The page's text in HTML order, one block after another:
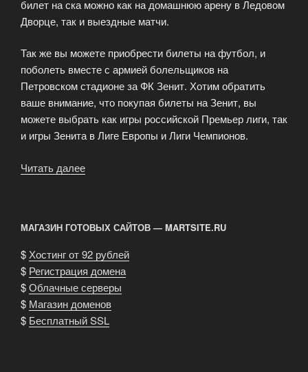
билет на ска можно как на домашнюю арену в Ледовом
Дворце, так и выездные матчи.
Так же вы можете приобрести билеты на футбол, и
поболеть вместе с армией болельщиков на
Петровском стадионе за ФК Зенит. Хотим обратить
ваше внимание, что покупая билеты на Зенит, вы
можете выбрать как игры российской Премьер лиги, так
и игры Зенита в Лиге Европы и Лиги Чемпионов.
Читать далее
можете
выбрать
любые
билеты»
МАГАЗИН ГОТОВЫХ САЙТОВ — MARTSITE.RU
$ Хостинг от 92 рублей
$ Регистрация домена
$Облачные серверы
$ Магазин доменов
$ Бесплатный SSL